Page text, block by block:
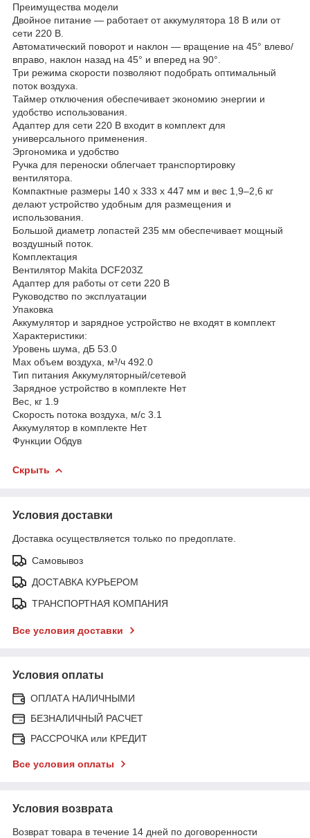
Преимущества модели
Двойное питание — работает от аккумулятора 18 В или от
сети 220 В.
Автоматический поворот и наклон — вращение на 45° влево/
вправо, наклон назад на 45° и вперед на 90°.
Три режима скорости позволяют подобрать оптимальный
поток воздуха.
Таймер отключения обеспечивает экономию энергии и
удобство использования.
Адаптер для сети 220 В входит в комплект для
универсального применения.
Эргономика и удобство
Ручка для переноски облегчает транспортировку
вентилятора.
Компактные размеры 140 x 333 x 447 мм и вес 1,9–2,6 кг
делают устройство удобным для размещения и
использования.
Большой диаметр лопастей 235 мм обеспечивает мощный
воздушный поток.
Комплектация
Вентилятор Makita DCF203Z
Адаптер для работы от сети 220 В
Руководство по эксплуатации
Упаковка
Аккумулятор и зарядное устройство не входят в комплект
Характеристики:
Уровень шума, дБ 53.0
Max объем воздуха, м³/ч 492.0
Тип питания Аккумуляторный/сетевой
Зарядное устройство в комплекте Нет
Вес, кг 1.9
Скорость потока воздуха, м/с 3.1
Аккумулятор в комплекте Нет
Функции Обдув
Скрыть
Условия доставки
Доставка осуществляется только по предоплате.
Самовывоз
ДОСТАВКА КУРЬЕРОМ
ТРАНСПОРТНАЯ КОМПАНИЯ
Все условия доставки
Условия оплаты
ОПЛАТА НАЛИЧНЫМИ
БЕЗНАЛИЧНЫЙ РАСЧЕТ
РАССРОЧКА или КРЕДИТ
Все условия оплаты
Условия возврата
Возврат товара в течение 14 дней по договоренности